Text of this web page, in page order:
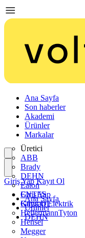
Ana Sayfa
Son haberler
Akademi
Ürünler
Markalar
Üretici
ABB
Brady
DEHN
Eaton
ENTES
Günsan Elektrik
HellermannTyton
Hensel
Megger
Giriş Yap
Kayıt Ol
Giriş Yap Kayıt Ol
Ana Sayfa
Ürünler
DEHN